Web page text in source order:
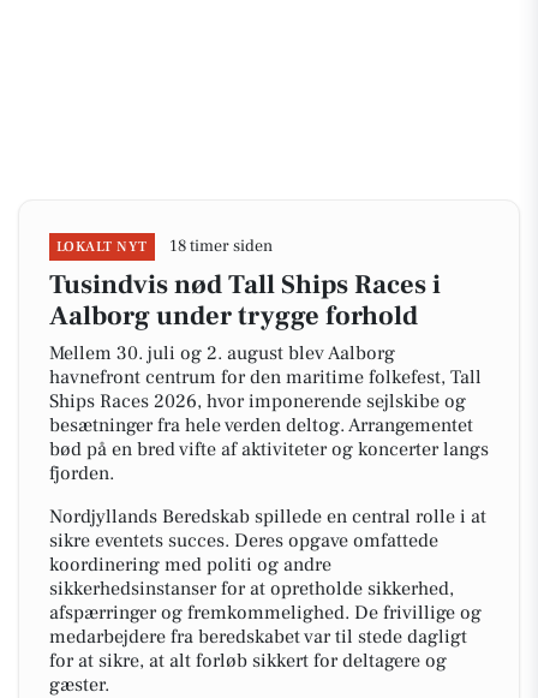
LOKALT NYT 18 timer siden
Tusindvis nød Tall Ships Races i
Aalborg under trygge forhold
Mellem 30. juli og 2. august blev Aalborg
havnefront centrum for den maritime folkefest, Tall
Ships Races 2026, hvor imponerende sejlskibe og
besætninger fra hele verden deltog. Arrangementet
bød på en bred vifte af aktiviteter og koncerter langs
fjorden.
Nordjyllands Beredskab spillede en central rolle i at
sikre eventets succes. Deres opgave omfattede
koordinering med politi og andre
sikkerhedsinstanser for at opretholde sikkerhed,
afspærringer og fremkommelighed. De frivillige og
medarbejdere fra beredskabet var til stede dagligt
for at sikre, at alt forløb sikkert for deltagere og
gæster.